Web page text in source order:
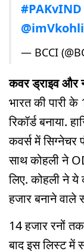
#PAKvIND
@imVkohli
— BCCI
कवर ड्राइव और
भारत की पारी
रिकॉर्ड बनाया.
कवर्स में सिग्नेचर
साथ कोहली ने
लिए. कोहली ने ये
हजार बनाने
14 हजार रनों
बाद इस लिस्ट में